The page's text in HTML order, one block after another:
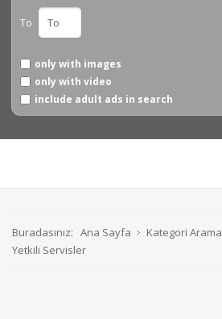
To
only with images
only with video
include adult ads in search
Buradasınız: Ana Sayfa Kategori Arama
Yetkili Servisler